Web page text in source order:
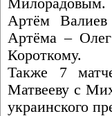
Милорадовым.
Артём
Артёма –
Короткому.
Также 7
Матвееву с
украинского